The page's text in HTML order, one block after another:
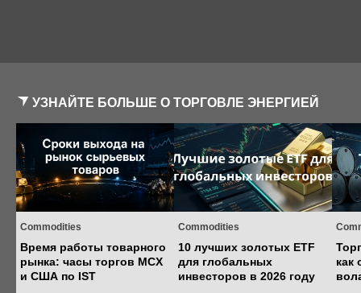
УЗНАЙТЕ БОЛЬШЕ О ТОРГОВЛЕ ЭНЕРГИЕЙ
Commodities
Время работы товарного
рынка: часы торгов MCX
и США по IST
Commodities
10 лучших золотых ETF
для глобальных
инвесторов в 2026 году
как